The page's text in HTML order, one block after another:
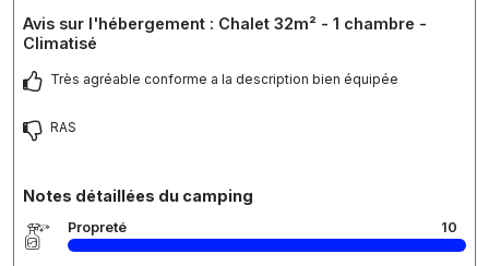
Avis sur l'hébergement : Chalet 32m² - 1 chambre -
Climatisé
Très agréable conforme a la description bien équipée
RAS
Notes détaillées du camping
Propreté 10